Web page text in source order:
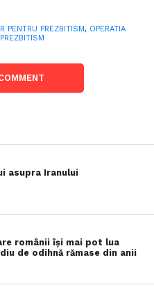
PENTRU PREZBITISM, OPERATIA
PREZBITISM
asupra Iranului
românii îşi mai pot lua
de odihnă rămase din anii